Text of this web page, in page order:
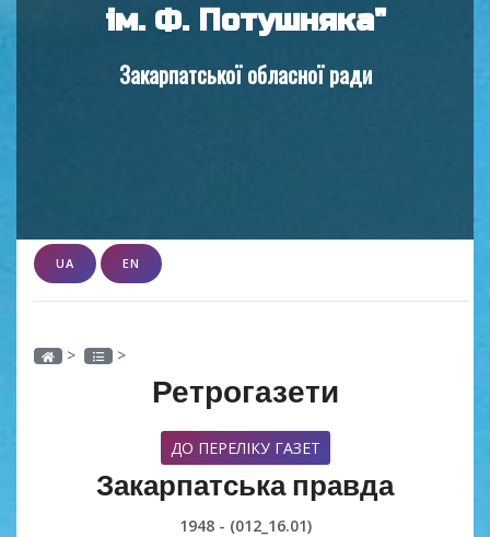
ім. Ф. Потушняка"
Закарпатської обласної ради
UA EN
> >
Ретрогазети
ДО ПЕРЕЛІКУ ГАЗЕТ
Закарпатська правда
1948 - (012_16.01)